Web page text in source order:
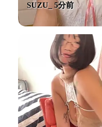
SUZU_ 5分前